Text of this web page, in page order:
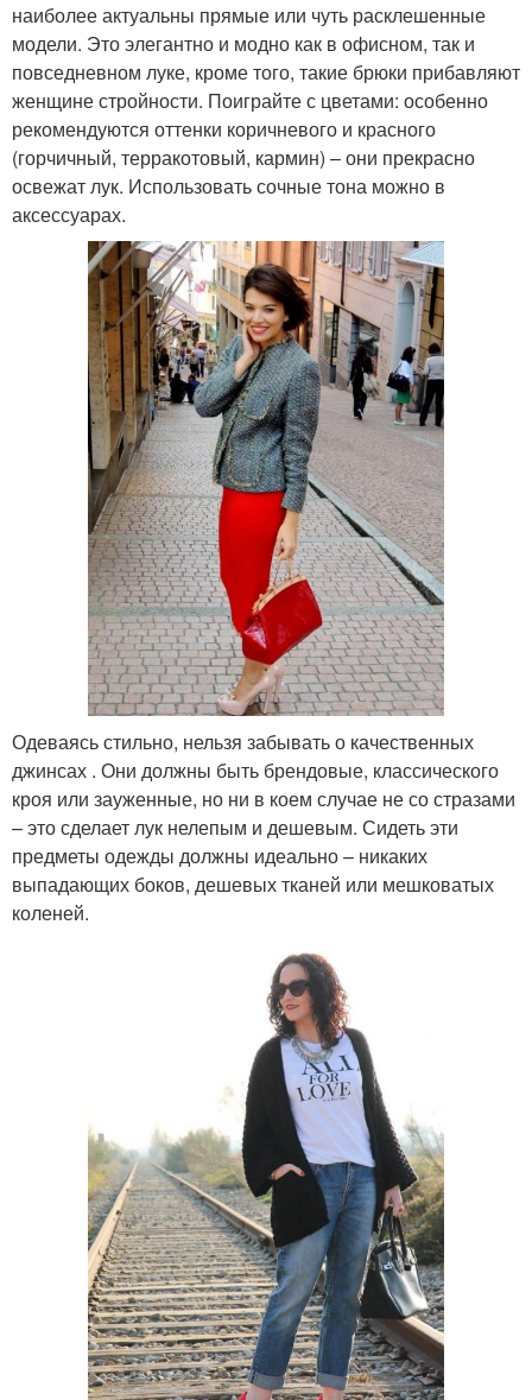
наиболее актуальны прямые или чуть расклешенные
модели. Это элегантно и модно как в офисном, так и
повседневном луке, кроме того, такие брюки прибавляют
женщине стройности. Поиграйте с цветами: особенно
рекомендуются оттенки коричневого и красного
(горчичный, терракотовый, кармин) – они прекрасно
освежат лук. Использовать сочные тона можно в
аксессуарах.
Одеваясь стильно, нельзя забывать о качественных
джинсах . Они должны быть брендовые, классического
кроя или зауженные, но ни в коем случае не со стразами
– это сделает лук нелепым и дешевым. Сидеть эти
предметы одежды должны идеально – никаких
выпадающих боков, дешевых тканей или мешковатых
коленей.